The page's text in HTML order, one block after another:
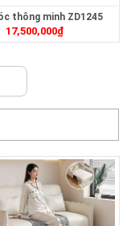
thông minh ZD1245
17,500,000₫